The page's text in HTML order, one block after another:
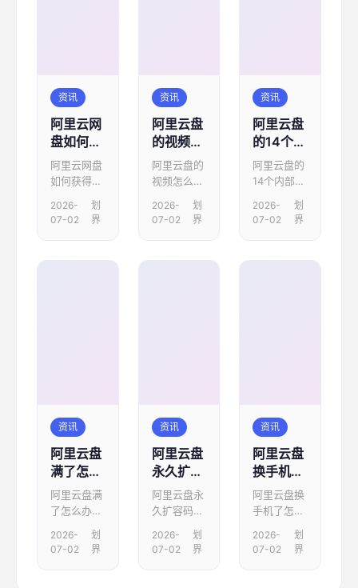
资讯
阿里云网
盘如何获
得邀请码
阿里云网盘
如何获得邀
来看看吧。
2026-
07-02
划
界
资讯
阿里云盘
的视频怎
么保存到
相册 操作
阿里云盘的
视频怎么保
操作方法介
2026-
07-02
划
界
资讯
阿里云盘
的14个内
部兑换码
永久有效
新
阿里云盘的
14个内部兑
效2022最
2026-
07-02
划
界
资讯
阿里云盘
满了怎么
办 阿里云
盘扩大容
阿里云盘满
了怎么办
大容量教
2026-
07-02
划
界
资讯
阿里云盘
永久扩容
码最新
2022
阿里云盘永
久扩容码最
我们知道很
2026-
07-02
划
界
资讯
阿里云盘
换手机了
怎么办 阿
里云盘
绑定的手
阿里云盘换
手机了怎么
盘app更换
2026-
07-02
划
界